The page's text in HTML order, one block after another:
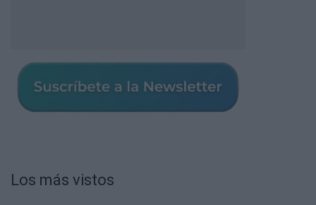
Los más vistos